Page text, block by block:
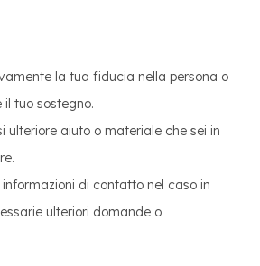
la tua fiducia nella persona o
il tuo sostegno.
ulteriore aiuto o materiale che sei in
di contatto nel caso in
ulteriori domande o